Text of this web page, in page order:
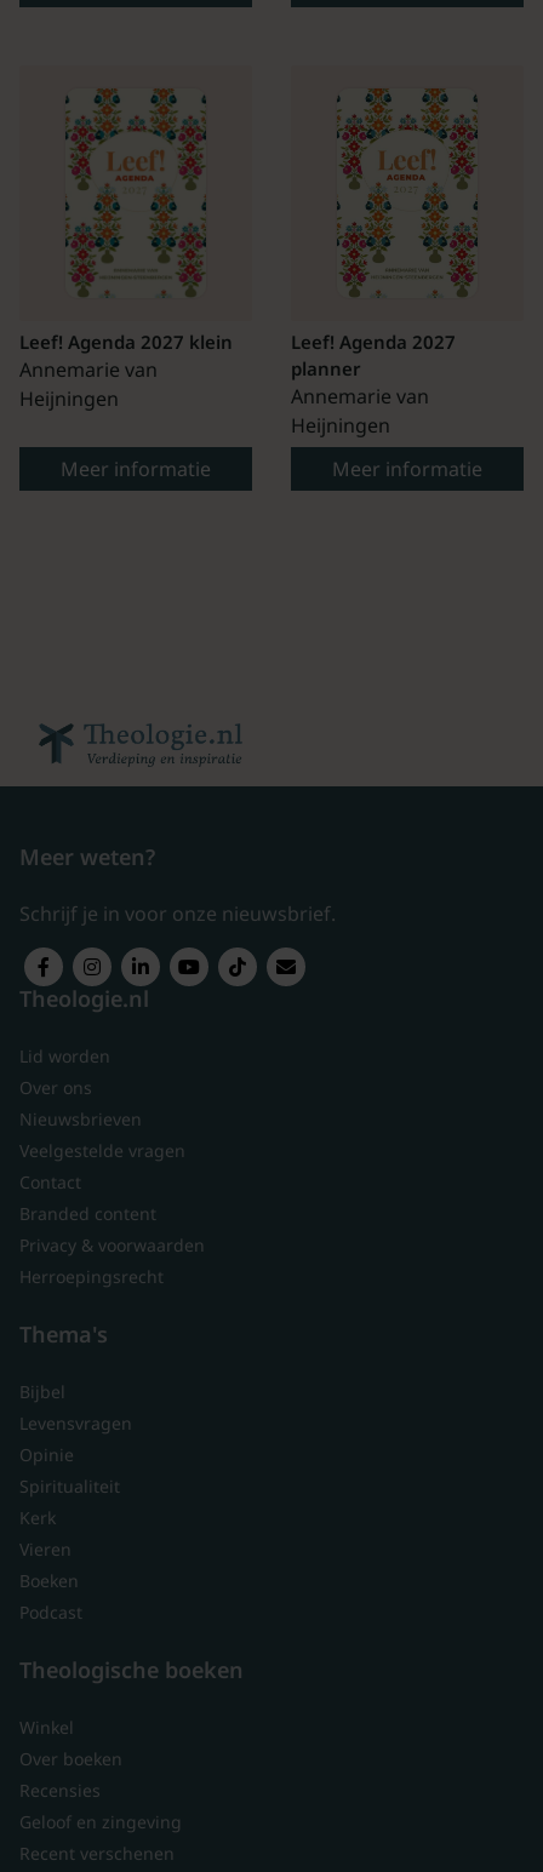
Leef! Agenda 2027 klein
Annemarie van
Heijningen
Meer informatie
Leef! Agenda 2027
planner
Annemarie van
Heijningen
Meer informatie
Meer weten?
Schrijf je in voor onze nieuwsbrief.
Theologie.nl
Lid worden
Over ons
Nieuwsbrieven
Veelgestelde vragen
Contact
Branded content
Privacy & voorwaarden
Herroepingsrecht
Thema's
Bijbel
Levensvragen
Opinie
Spiritualiteit
Kerk
Vieren
Boeken
Podcast
Theologische boeken
Winkel
Over boeken
Recensies
Geloof en zingeving
Recent verschenen